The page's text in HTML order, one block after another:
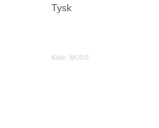
Tysk
Kilde: MODS